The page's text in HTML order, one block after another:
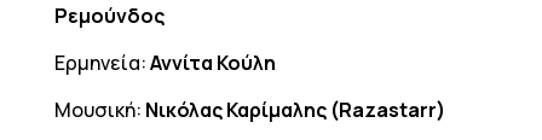
Ρεμούνδος
Ερμηνεία:Αννίτα Κούλη
Μουσική: Νικόλας Καρίμαλης (Razastarr)